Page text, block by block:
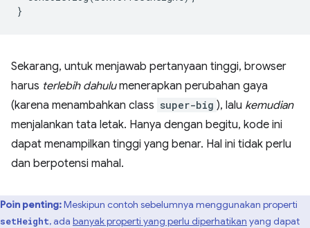
}
Sekarang, untuk menjawab pertanyaan tinggi, browser
harus terlebih dahulumenerapkan perubahan gaya
(karena menambahkan class super-big ), lalu kemudian
menjalankan tata letak. Hanya dengan begitu, kode ini
dapat menampilkan tinggi yang benar. Hal ini tidak perlu
dan berpotensi mahal.
Poin penting:Meskipun contoh sebelumnya menggunakan properti
, ada banyak properti yang perlu diperhatikan yang dapat